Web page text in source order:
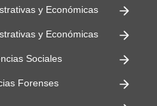
y Económicas
y Económicas
Sociales
Forenses